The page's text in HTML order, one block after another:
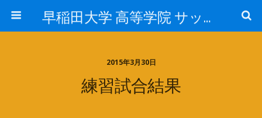
早稲田大学 高等学院 サッカー部
2015年3月30日
練習試合結果